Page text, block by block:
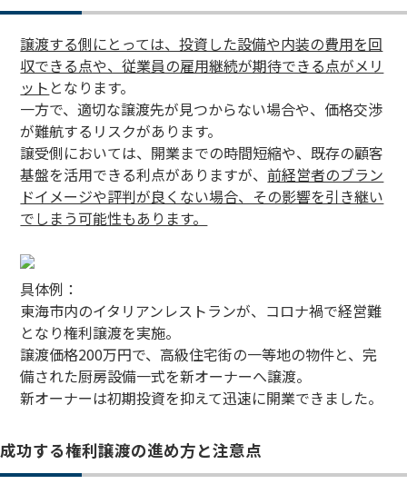
譲渡する側にとっては、投資した設備や内装の費用を回
収できる点や、従業員の雇用継続が期待できる点がメリ
ット となります。
一方で、適切な譲渡先が見つからない場合や、価格交渉
が難航するリスクがあります。
譲受側においては、開業までの時間短縮や、既存の顧客
基盤を活用できる利点がありますが、前経営者のブラン
ドイメージや評判が良くない場合、その影響を引き継い
でしまう可能性もあります。
具体例：
東海市内のイタリアンレストランが、コロナ禍で経営難
となり権利譲渡を実施。
譲渡価格200万円で、高級住宅街の一等地の物件と、完
備された厨房設備一式を新オーナーへ譲渡。
新オーナーは初期投資を抑えて迅速に開業できました。
成功する権利譲渡の進め方と注意点